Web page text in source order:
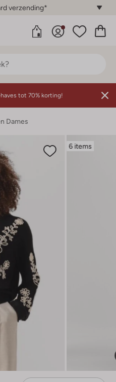
verzending*
tot 70% korting!
Dames
6 items